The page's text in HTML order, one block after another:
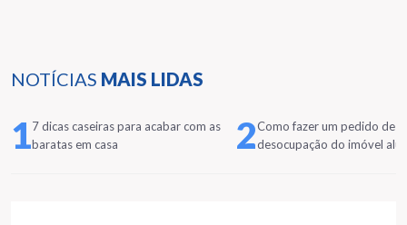
NOTÍCIAS MAIS LIDAS
17 dicas caseiras para acabar com as
baratas em casa
2Como fazer um pedido de
desocupação do imóvel